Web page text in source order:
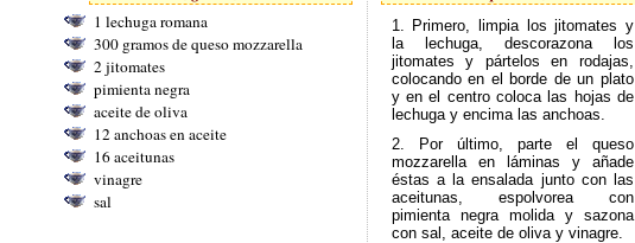
1 lechuga romana
300 gramos de queso mozzarella
2 jitomates
pimienta negra
aceite de oliva
12 anchoas en aceite
16 aceitunas
vinagre
sal
1. Primero, limpia los jitomates y
la lechuga, descorazona los
jitomates y pártelos en rodajas,
colocando en el borde de un plato
y en el centro coloca las hojas de
lechuga y encima las anchoas.
2. Por último, parte el queso
mozzarella en láminas y añade
éstas a la ensalada junto con las
aceitunas, espolvorea con
pimienta negra molida y sazona
con sal, aceite de oliva y vinagre.